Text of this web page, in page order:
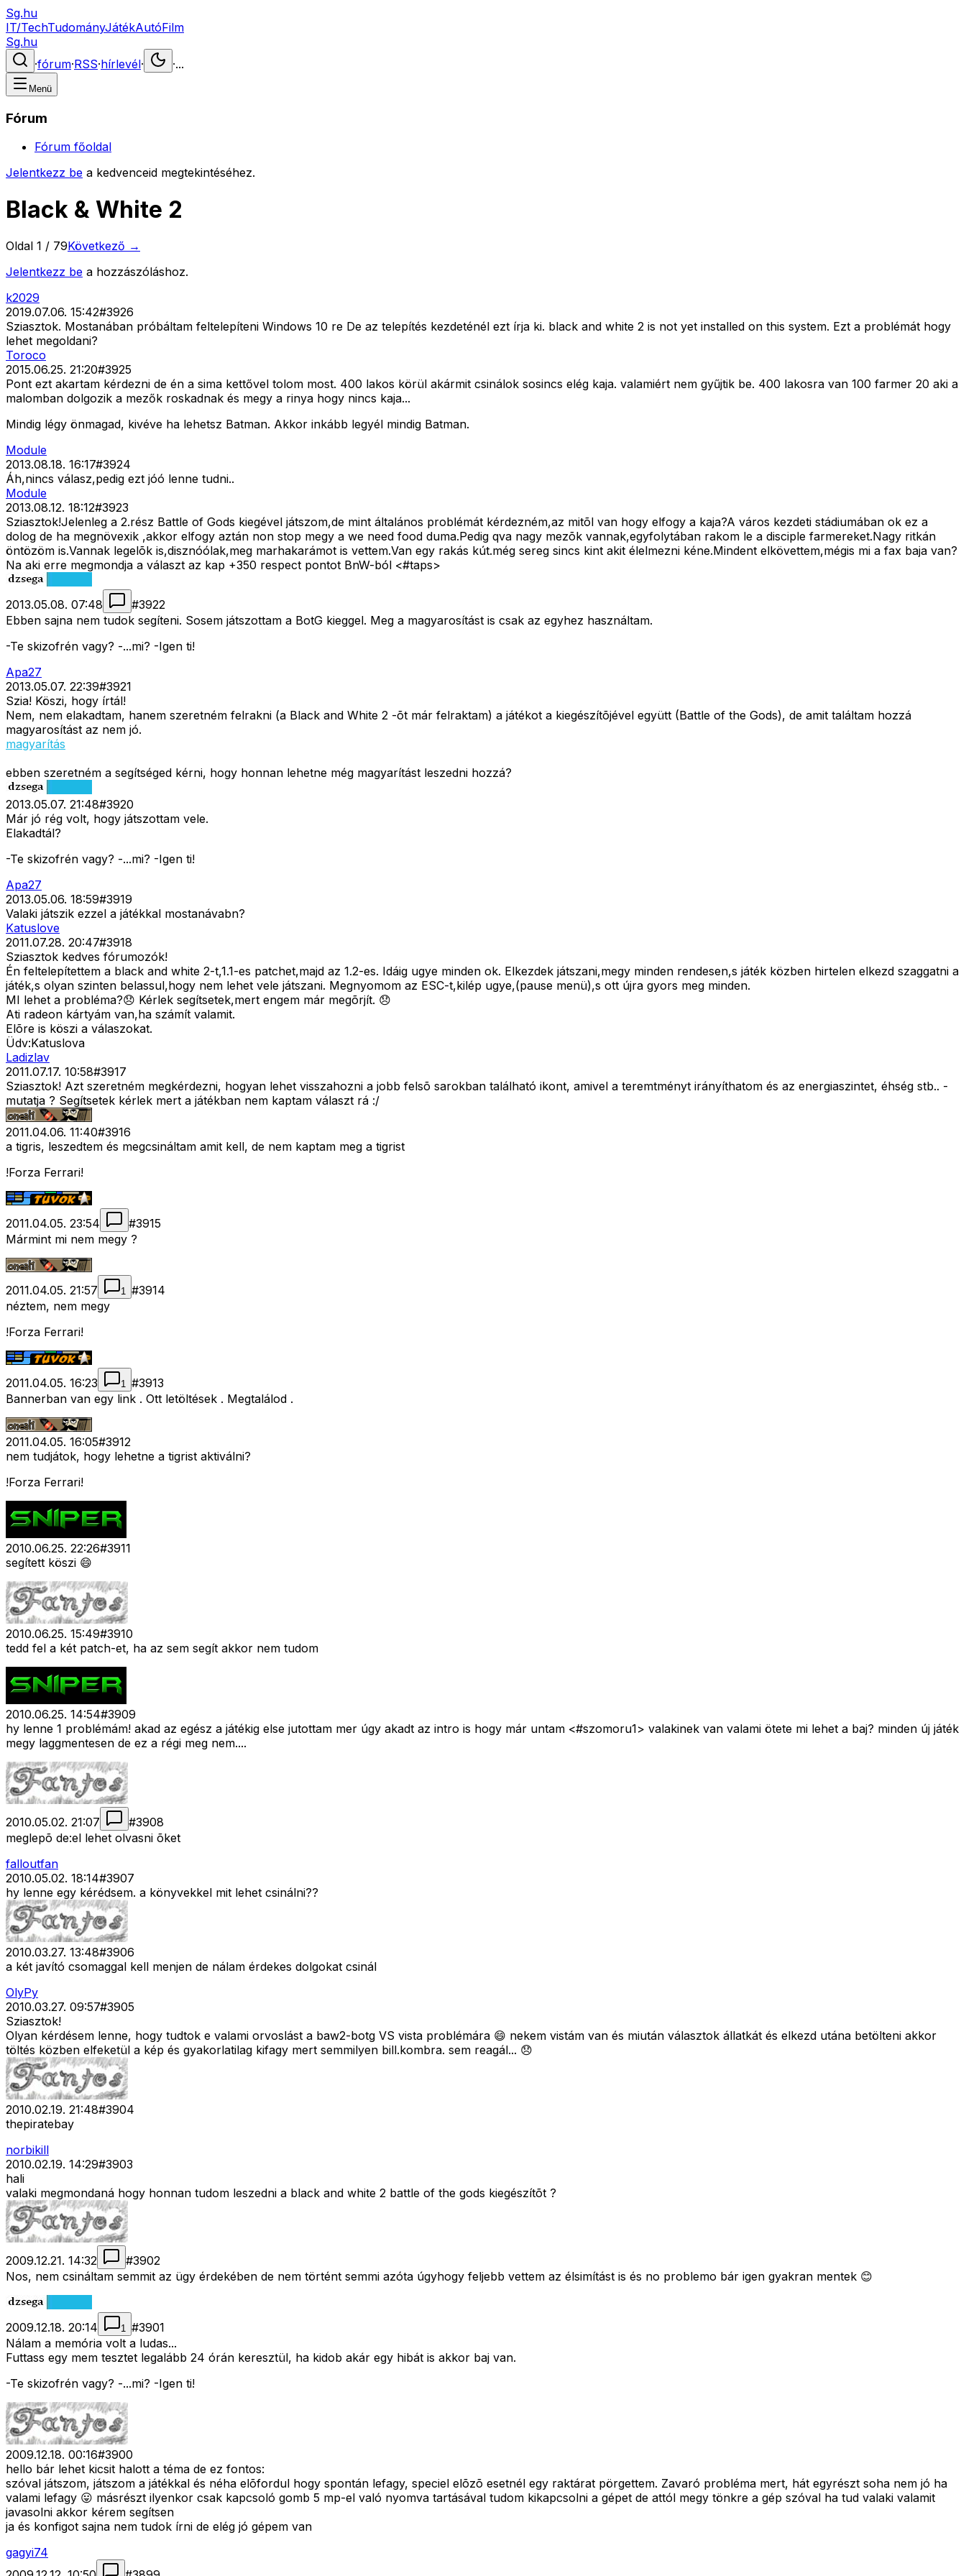
Sg.hu
IT/TechTudományJátékAutóFilm
Sg.hu
·fórum·RSS·hírlevél· ·...
Menü
Fórum
Fórum főoldal
Jelentkezz be a kedvenceid megtekintéséhez.
Black & White 2
Oldal 1 / 79Következő →
Jelentkezz be a hozzászóláshoz.
k2029
2019.07.06. 15:42#3926
Sziasztok. Mostanában próbáltam feltelepíteni Windows 10 re De az telepítés kezdeténél ezt írja ki. black and white 2 is not yet installed on this system. Ezt a problémát hogy
lehet megoldani?
Toroco
2015.06.25. 21:20#3925
Pont ezt akartam kérdezni de én a sima kettővel tolom most. 400 lakos körül akármit csinálok sosincs elég kaja. valamiért nem gyűjtik be. 400 lakosra van 100 farmer 20 aki a
malomban dolgozik a mezők roskadnak és megy a rinya hogy nincs kaja...
Mindig légy önmagad, kivéve ha lehetsz Batman. Akkor inkább legyél mindig Batman.
Module
2013.08.18. 16:17#3924
Áh,nincs válasz,pedig ezt jóó lenne tudni..
Module
2013.08.12. 18:12#3923
Sziasztok!Jelenleg a 2.rész Battle of Gods kiegével játszom,de mint általános problémát kérdezném,az mitõl van hogy elfogy a kaja?A város kezdeti stádiumában ok ez a
dolog de ha megnövexik ,akkor elfogy aztán non stop megy a we need food duma.Pedig qva nagy mezõk vannak,egyfolytában rakom le a disciple farmereket.Nagy ritkán
öntözöm is.Vannak legelõk is,disznóólak,meg marhakarámot is vettem.Van egy rakás kút.még sereg sincs kint akit élelmezni kéne.Mindent elkövettem,mégis mi a fax baja van?
Na aki erre megmondja a választ az kap +350 respect pontot BnW-ból <#taps>
2013.05.08. 07:48 #3922
Ebben sajna nem tudok segíteni. Sosem játszottam a BotG kieggel. Meg a magyarosítást is csak az egyhez használtam.
-Te skizofrén vagy? -...mi? -Igen ti!
Apa27
2013.05.07. 22:39#3921
Szia! Köszi, hogy írtál!
Nem, nem elakadtam, hanem szeretném felrakni (a Black and White 2 -õt már felraktam) a játékot a kiegészítõjével együtt (Battle of the Gods), de amit találtam hozzá
magyarosítást az nem jó.
magyarítás
ebben szeretném a segítséged kérni, hogy honnan lehetne még magyarítást leszedni hozzá?
2013.05.07. 21:48#3920
Már jó rég volt, hogy játszottam vele.
Elakadtál?
-Te skizofrén vagy? -...mi? -Igen ti!
Apa27
2013.05.06. 18:59#3919
Valaki játszik ezzel a játékkal mostanávabn?
Katuslove
2011.07.28. 20:47#3918
Sziasztok kedves fórumozók!
Én feltelepítettem a black and white 2-t,1.1-es patchet,majd az 1.2-es. Idáig ugye minden ok. Elkezdek játszani,megy minden rendesen,s játék közben hirtelen elkezd szaggatni a
játék,s olyan szinten belassul,hogy nem lehet vele játszani. Megnyomom az ESC-t,kilép ugye,(pause menü),s ott újra gyors meg minden.
MI lehet a probléma?😞 Kérlek segítsetek,mert engem már megõrjít. 😞
Ati radeon kártyám van,ha számít valamit.
Elõre is köszi a válaszokat.
Üdv:Katuslova
Ladizlav
2011.07.17. 10:58#3917
Sziasztok! Azt szeretném megkérdezni, hogyan lehet visszahozni a jobb felsõ sarokban található ikont, amivel a teremtményt irányíthatom és az energiaszintet, éhség stb.. -
mutatja ? Segítsetek kérlek mert a játékban nem kaptam választ rá :/
2011.04.06. 11:40#3916
a tigris, leszedtem és megcsináltam amit kell, de nem kaptam meg a tigrist
!Forza Ferrari!
2011.04.05. 23:54 #3915
Mármint mi nem megy ?
2011.04.05. 21:57 1 #3914
néztem, nem megy
!Forza Ferrari!
2011.04.05. 16:23 1 #3913
Bannerban van egy link . Ott letöltések . Megtalálod .
2011.04.05. 16:05#3912
nem tudjátok, hogy lehetne a tigrist aktiválni?
!Forza Ferrari!
2010.06.25. 22:26#3911
segített köszi 😄
2010.06.25. 15:49#3910
tedd fel a két patch-et, ha az sem segít akkor nem tudom
2010.06.25. 14:54#3909
hy lenne 1 problémám! akad az egész a játékig else jutottam mer úgy akadt az intro is hogy már untam <#szomoru1> valakinek van valami ötete mi lehet a baj? minden új játék
megy laggmentesen de ez a régi meg nem....
2010.05.02. 21:07 #3908
meglepõ de:el lehet olvasni õket
falloutfan
2010.05.02. 18:14#3907
hy lenne egy kérédsem. a könyvekkel mit lehet csinálni??
2010.03.27. 13:48#3906
a két javító csomaggal kell menjen de nálam érdekes dolgokat csinál
OlyPy
2010.03.27. 09:57#3905
Sziasztok!
Olyan kérdésem lenne, hogy tudtok e valami orvoslást a baw2-botg VS vista problémára 😄 nekem vistám van és miután választok állatkát és elkezd utána betölteni akkor
töltés közben elfeketül a kép és gyakorlatilag kifagy mert semmilyen bill.kombra. sem reagál... 😞
2010.02.19. 21:48#3904
thepiratebay
norbikill
2010.02.19. 14:29#3903
hali
valaki megmondaná hogy honnan tudom leszedni a black and white 2 battle of the gods kiegészítõt ?
2009.12.21. 14:32 #3902
Nos, nem csináltam semmit az ügy érdekében de nem történt semmi azóta úgyhogy feljebb vettem az élsimítást is és no problemo bár igen gyakran mentek 😊
2009.12.18. 20:14 1 #3901
Nálam a memória volt a ludas...
Futtass egy mem tesztet legalább 24 órán keresztül, ha kidob akár egy hibát is akkor baj van.
-Te skizofrén vagy? -...mi? -Igen ti!
2009.12.18. 00:16#3900
hello bár lehet kicsit halott a téma de ez fontos:
szóval játszom, játszom a játékkal és néha elõfordul hogy spontán lefagy, speciel elõzõ esetnél egy raktárat pörgettem. Zavaró probléma mert, hát egyrészt soha nem jó ha
valami lefagy 😛 másrészt ilyenkor csak kapcsoló gomb 5 mp-el való nyomva tartásával tudom kikapcsolni a gépet de attól megy tönkre a gép szóval ha tud valaki valamit
javasolni akkor kérem segítsen
ja és konfigot sajna nem tudok írni de elég jó gépem van
gagyi74